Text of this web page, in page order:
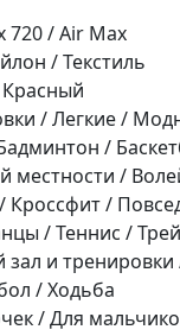
720 / Air Max
/ Текстиль
/ Легкие /
/
местности /
Кроссфит /
/ Теннис /
и
/ Ходьба
/ Для